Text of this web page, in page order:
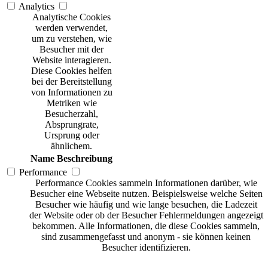
Analytics
Analytische Cookies
werden verwendet,
um zu verstehen, wie
Besucher mit der
Website interagieren.
Diese Cookies helfen
bei der Bereitstellung
von Informationen zu
Metriken wie
Besucherzahl,
Absprungrate,
Ursprung oder
ähnlichem.
Name Beschreibung
Performance
Performance Cookies sammeln Informationen darüber, wie
Besucher eine Webseite nutzen. Beispielsweise welche Seiten
Besucher wie häufig und wie lange besuchen, die Ladezeit
der Website oder ob der Besucher Fehlermeldungen angezeigt
bekommen. Alle Informationen, die diese Cookies sammeln,
sind zusammengefasst und anonym - sie können keinen
Besucher identifizieren.